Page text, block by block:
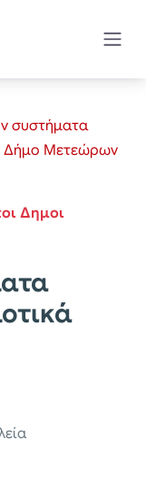
συστήματα
Δήμο Μετεώρων
Δημοι